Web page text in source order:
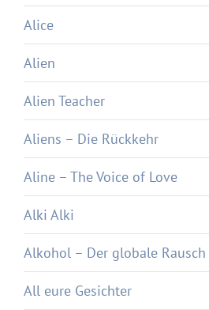
Alice
Alien
Alien Teacher
Aliens – Die Rückkehr
Aline – The Voice of Love
Alki Alki
Alkohol – Der globale Rausch
All eure Gesichter